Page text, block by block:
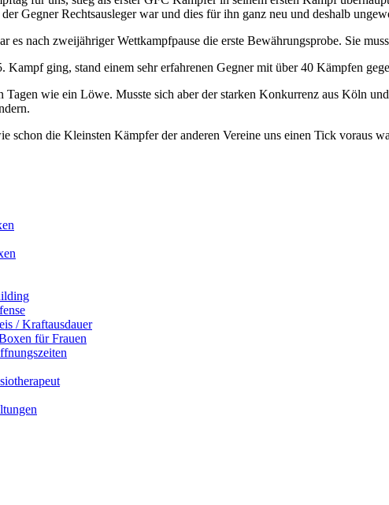
Gegner Rechtsausleger war und dies für ihn ganz neu und deshalb
es nach zweijähriger Wettkampfpause die erste Bewährungsprobe. Sie
Kampf ging, stand einem sehr erfahrenen Gegner mit über 40 Kämpfen
Tagen wie ein Löwe. Musste sich aber der starken Konkurrenz aus Köln
schon die Kleinsten Kämpfer der anderen Vereine uns einen Tick voraus
/ Kraftausdauer
für Frauen